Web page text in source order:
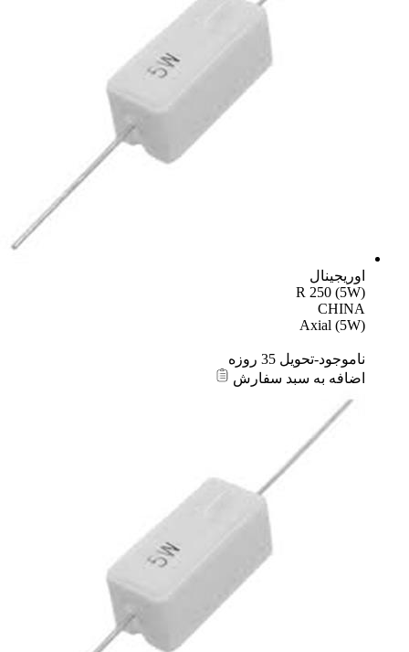
اوریجینال
R 250 (5W)
CHINA
Axial (5W)
ناموجود-تحویل 35 روزه
اضافه به سبد سفارش